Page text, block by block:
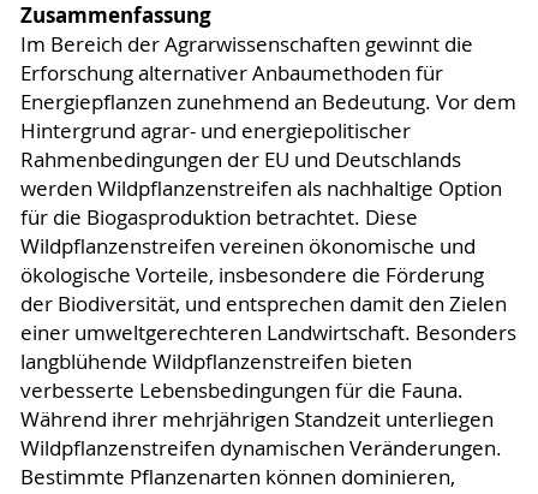
Zusammenfassung
Im Bereich der Agrarwissenschaften gewinnt die
Erforschung alternativer Anbaumethoden für
Energiepflanzen zunehmend an Bedeutung. Vor dem
Hintergrund agrar- und energiepolitischer
Rahmenbedingungen der EU und Deutschlands
werden Wildpflanzenstreifen als nachhaltige Option
für die Biogasproduktion betrachtet. Diese
Wildpflanzenstreifen vereinen ökonomische und
ökologische Vorteile, insbesondere die Förderung
der Biodiversität, und entsprechen damit den Zielen
einer umweltgerechteren Landwirtschaft. Besonders
langblühende Wildpflanzenstreifen bieten
verbesserte Lebensbedingungen für die Fauna.
Während ihrer mehrjährigen Standzeit unterliegen
Wildpflanzenstreifen dynamischen Veränderungen.
Bestimmte Pflanzenarten können dominieren,